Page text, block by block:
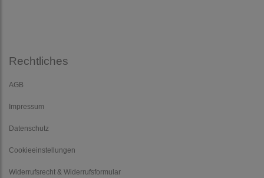
Rechtliches
AGB
Impressum
Datenschutz
Cookieeinstellungen
Widerrufsrecht & Widerrufsformular